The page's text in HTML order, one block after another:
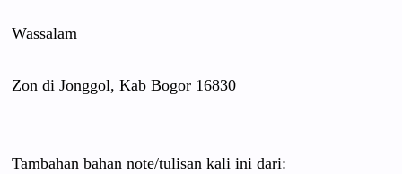
Wassalam
Zon di Jonggol, Kab Bogor 16830
Tambahan bahan note/tulisan kali ini dari: